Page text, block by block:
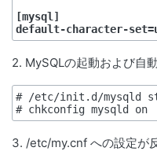
[mysql]
default-character-
2. MySQLの起動および自
# /etc/init.d/mysqld
3. /etc/my.cnf への設定が